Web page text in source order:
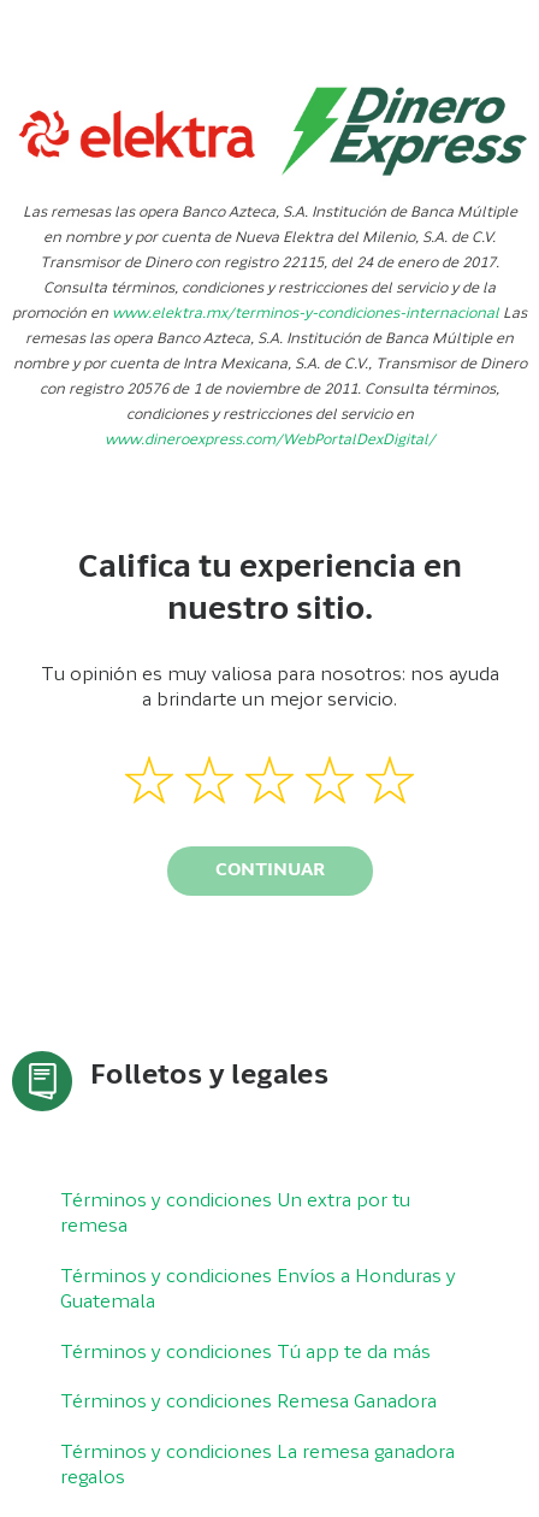
Las remesas las opera Banco Azteca, S.A. Institución de Banca Múltiple
en nombre y por cuenta de Nueva Elektra del Milenio, S.A. de C.V.
Transmisor de Dinero con registro 22115, del 24 de enero de 2017.
Consulta términos, condiciones y restricciones del servicio y de la
promoción en www.elektra.mx/terminos-y-condiciones-internacional Las
remesas las opera Banco Azteca, S.A. Institución de Banca Múltiple en
nombre y por cuenta de Intra Mexicana, S.A. de C.V., Transmisor de Dinero
con registro 20576 de 1 de noviembre de 2011. Consulta términos,
condiciones y restricciones del servicio en
www.dineroexpress.com/WebPortalDexDigital/
Califica tu experiencia en
nuestro sitio.
Tu opinión es muy valiosa para nosotros: nos ayuda
a brindarte un mejor servicio.
CONTINUAR
Folletos y legales
Términos y condiciones Un extra por tu
remesa
Términos y condiciones Envíos a Honduras y
Guatemala
Términos y condiciones Tú app te da más
Términos y condiciones Remesa Ganadora
Términos y condiciones La remesa ganadora
regalos